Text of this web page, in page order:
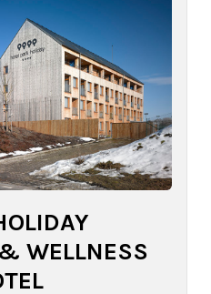
WELLNESS